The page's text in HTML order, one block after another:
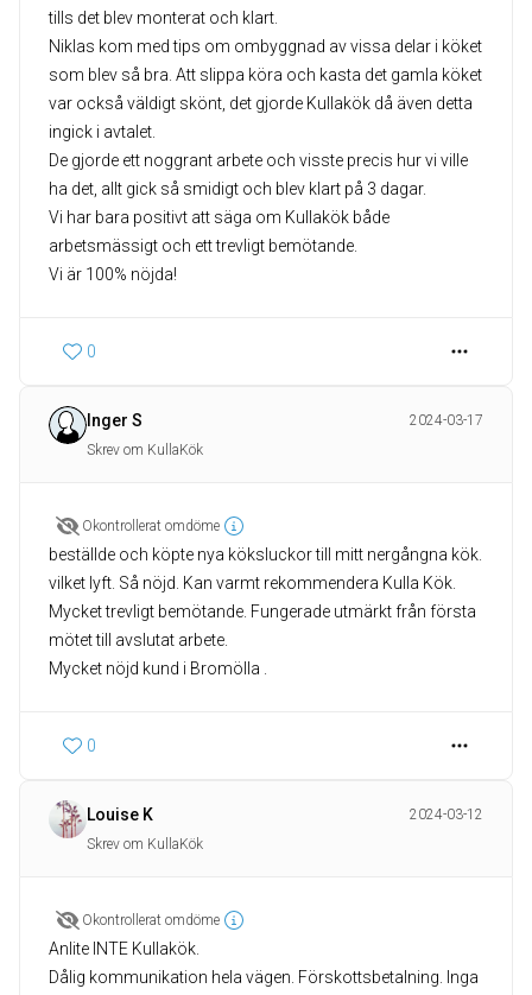
tills det blev monterat och klart.
Niklas kom med tips om ombyggnad av vissa delar i köket
som blev så bra. Att slippa köra och kasta det gamla köket
var också väldigt skönt, det gjorde Kullakök då även detta
ingick i avtalet.
De gjorde ett noggrant arbete och visste precis hur vi ville
ha det, allt gick så smidigt och blev klart på 3 dagar.
Vi har bara positivt att säga om Kullakök både
arbetsmässigt och ett trevligt bemötande.
Vi är 100% nöjda!
0
Inger S
2024-03-17
Skrev om KullaKök
Okontrollerat omdöme
beställde och köpte nya köksluckor till mitt nergångna kök.
vilket lyft. Så nöjd. Kan varmt rekommendera Kulla Kök.
Mycket trevligt bemötande. Fungerade utmärkt från första
mötet till avslutat arbete.
Mycket nöjd kund i Bromölla .
0
Louise K
2024-03-12
Skrev om KullaKök
Okontrollerat omdöme
Anlite INTE Kullakök.
Dålig kommunikation hela vägen. Förskottsbetalning. Inga